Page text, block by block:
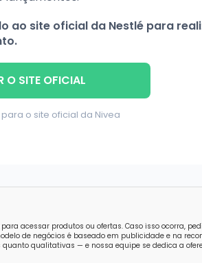
ao site oficial da Nestlé para
O SITE OFICIAL
o site oficial da Nivea
acessar produtos ou ofertas. Caso isso ocorra,
de negócios é baseado em publicidade e na
qualitativas — e nossa equipe se dedica a